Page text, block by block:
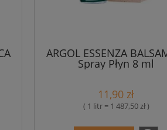
ARGOL ESSENZA
Spray Płyn 8 ml
11,90 zł
( 1 litr = 1 487,50 zł )